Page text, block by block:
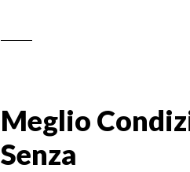
Meglio
Senza